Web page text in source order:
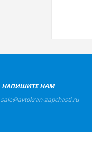
НАПИШИТЕ НАМ
sale@avtokran-zapchasti.ru